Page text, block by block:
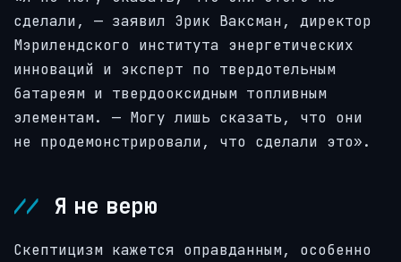
сделали, — заявил Эрик Ваксман, директор
Мэрилендского института энергетических
инноваций и эксперт по твердотельным
батареям и твердооксидным топливным
элементам. — Могу лишь сказать, что они
не продемонстрировали, что сделали это».
Я не верю
Скептицизм кажется оправданным, особенно